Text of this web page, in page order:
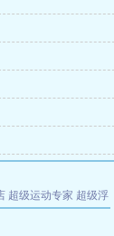
超级运动专家 超级浮